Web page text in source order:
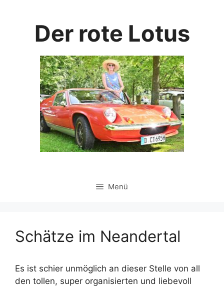
Der rote Lotus
Menü
Schätze im Neandertal
Es ist schier unmöglich an dieser Stelle von all
den tollen, super organisierten und liebevoll